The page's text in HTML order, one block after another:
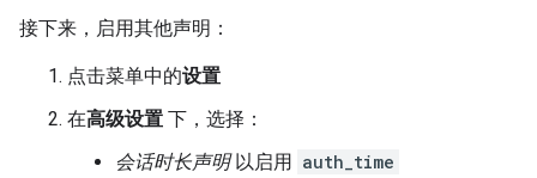
接下来，启用其他声明：
点击菜单中的设置
在高级设置 下，选择：
会话时长声明以启用 auth_time